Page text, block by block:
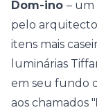
Dom-ino – um
pelo
itens mais
luminárias
em seu fundo
aos chamados "